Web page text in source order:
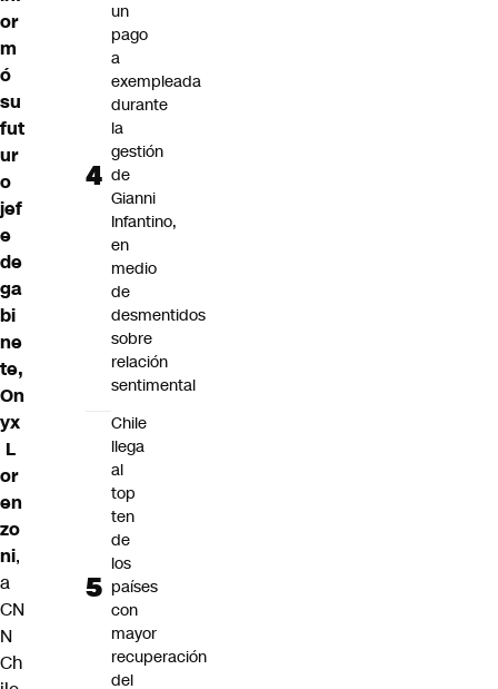
or
m
ó
su
fut
ur
o
jef
e
de
ga
bi
ne
te,
On
yx
L
or
en
zo
ni,
a
CN
N
Ch
un
pago
a
exempleada
durante
la
gestión
de
Gianni
Infantino,
en
medio
de
desmentidos
sobre
relación
sentimental
Chile
llega
al
top
ten
de
los
países
con
mayor
recuperación
del